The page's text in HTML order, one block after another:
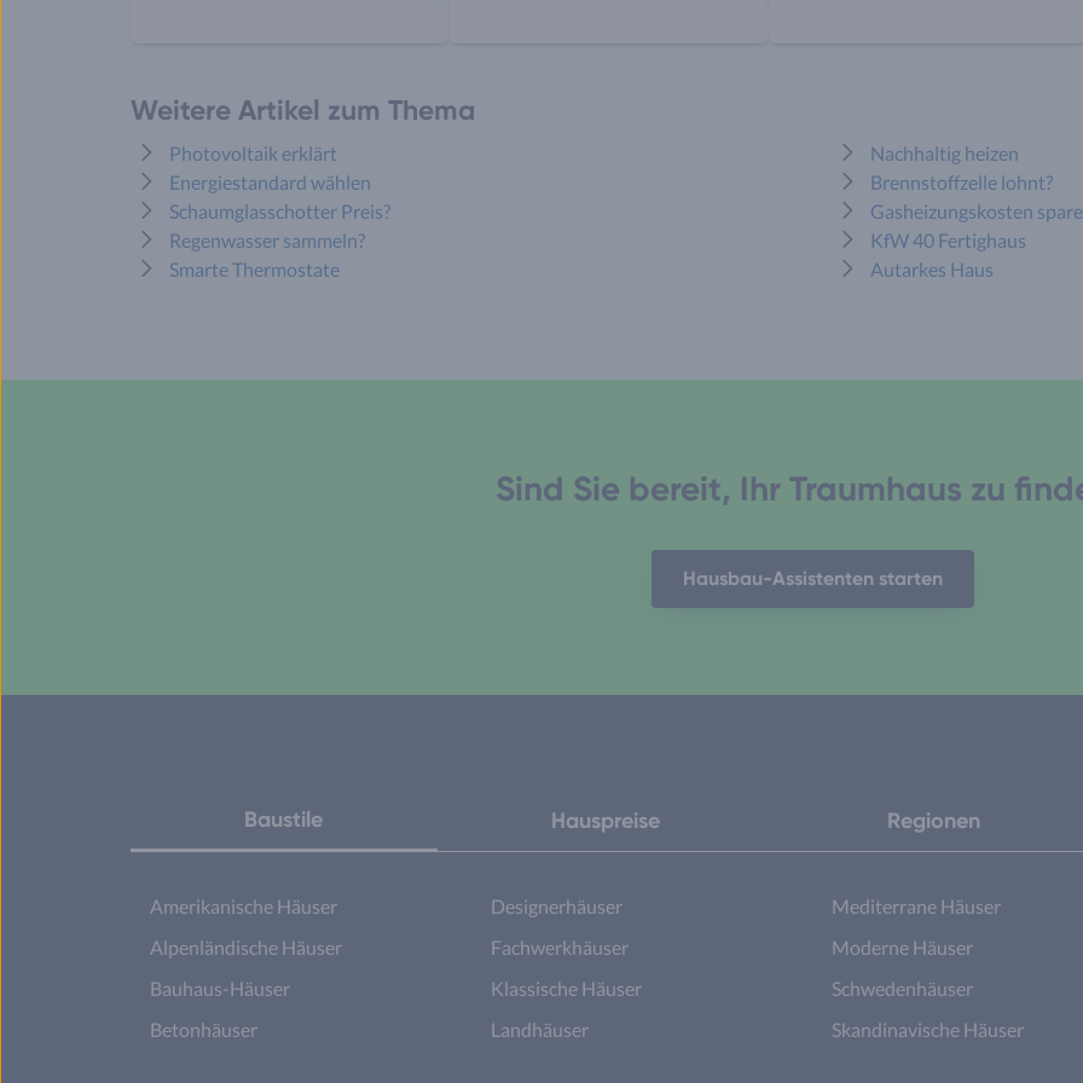
Weitere Artikel zum Thema
Photovoltaik erklärt
Energiestandard wählen
Schaumglasschotter Preis?
Regenwasser sammeln?
Smarte Thermostate
Nachhaltig heizen
Brennstoffzelle lohnt?
Gasheizungskosten
KfW 40 Fertighaus
Autarkes Haus
Sind Sie bereit, Ihr Traumhaus zu
Hausbau-Assistenten starten
Baustile Hauspreise Regionen
Amerikanische Häuser
Alpenländische Häuser
Bauhaus-Häuser
Betonhäuser
Designerhäuser
Fachwerkhäuser
Klassische Häuser
Landhäuser
Mediterrane Häuser
Moderne Häuser
Schwedenhäuser
Skandinavische Häuser